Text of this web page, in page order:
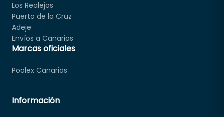
Los Realejos
Puerto de la Cruz
Adeje
Envíos a Canarias
Marcas oficiales
Poolex Canarias
Información